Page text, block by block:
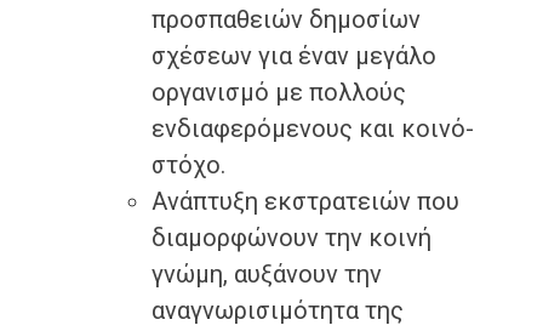
προσπαθειών δημοσίων
σχέσεων για έναν μεγάλο
οργανισμό με πολλούς
ενδιαφερόμενους και κοινό-
στόχο.
Ανάπτυξη εκστρατειών που
διαμορφώνουν την κοινή
γνώμη, αυξάνουν την
αναγνωρισιμότητα της